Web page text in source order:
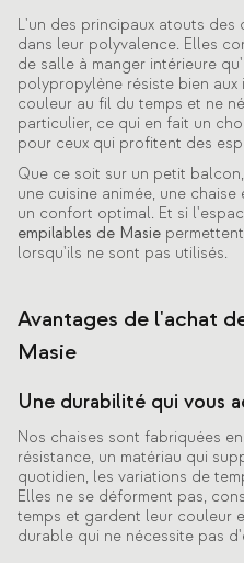
L'un des principaux atouts des
dans leur polyvalence. Elles
de salle à manger intérieure
polypropylène résiste bien aux
couleur au fil du temps et ne
particulier, ce qui en fait un
pour ceux qui profitent des
Que ce soit sur un petit
une cuisine animée, une
un confort optimal. Et si
empilables de Masie
lorsqu'ils ne sont pas utilisés.
Avantages de l'achat
Masie
Une durabilité qui vous
Nos chaises sont fabriquées
résistance, un matériau qui
quotidien, les variations de
Elles ne se déforment pas,
temps et gardent leur couleur
durable qui ne nécessite pas